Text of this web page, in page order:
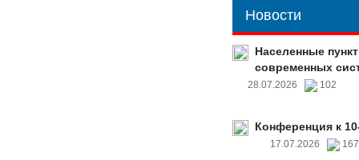
Новости
Населенные
современных
28.07.2026 102
Конференция к
17.07.2026